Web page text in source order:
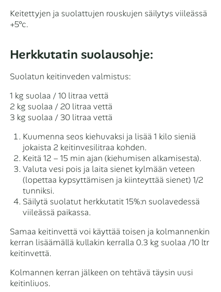
Keitettyjen ja suolattujen rouskujen säilytys viileässä
+5°c.
Herkkutatin suolausohje:
Suolatun keitinveden valmistus:
1 kg suolaa / 10 litraa vettä
2 kg suolaa / 20 litraa vettä
3 kg suolaa / 30 litraa vettä
Kuumenna seos kiehuvaksi ja lisää 1 kilo sieniä
jokaista 2 keitinvesilitraa kohden.
Keitä 12 – 15 min ajan (kiehumisen alkamisesta).
Valuta vesi pois ja laita sienet kylmään veteen
(lopettaa kypsyttämisen ja kiinteyttää sienet) 1/2
tunniksi.
Säilytä suolatut herkkutatit 15%:n suolavedessä
viileässä paikassa.
Samaa keitinvettä voi käyttää toisen ja kolmannenkin
kerran lisäämällä kullakin kerralla 0.3 kg suolaa /10 ltr
keitinvettä.
Kolmannen kerran jälkeen on tehtävä täysin uusi
keitinliuos.